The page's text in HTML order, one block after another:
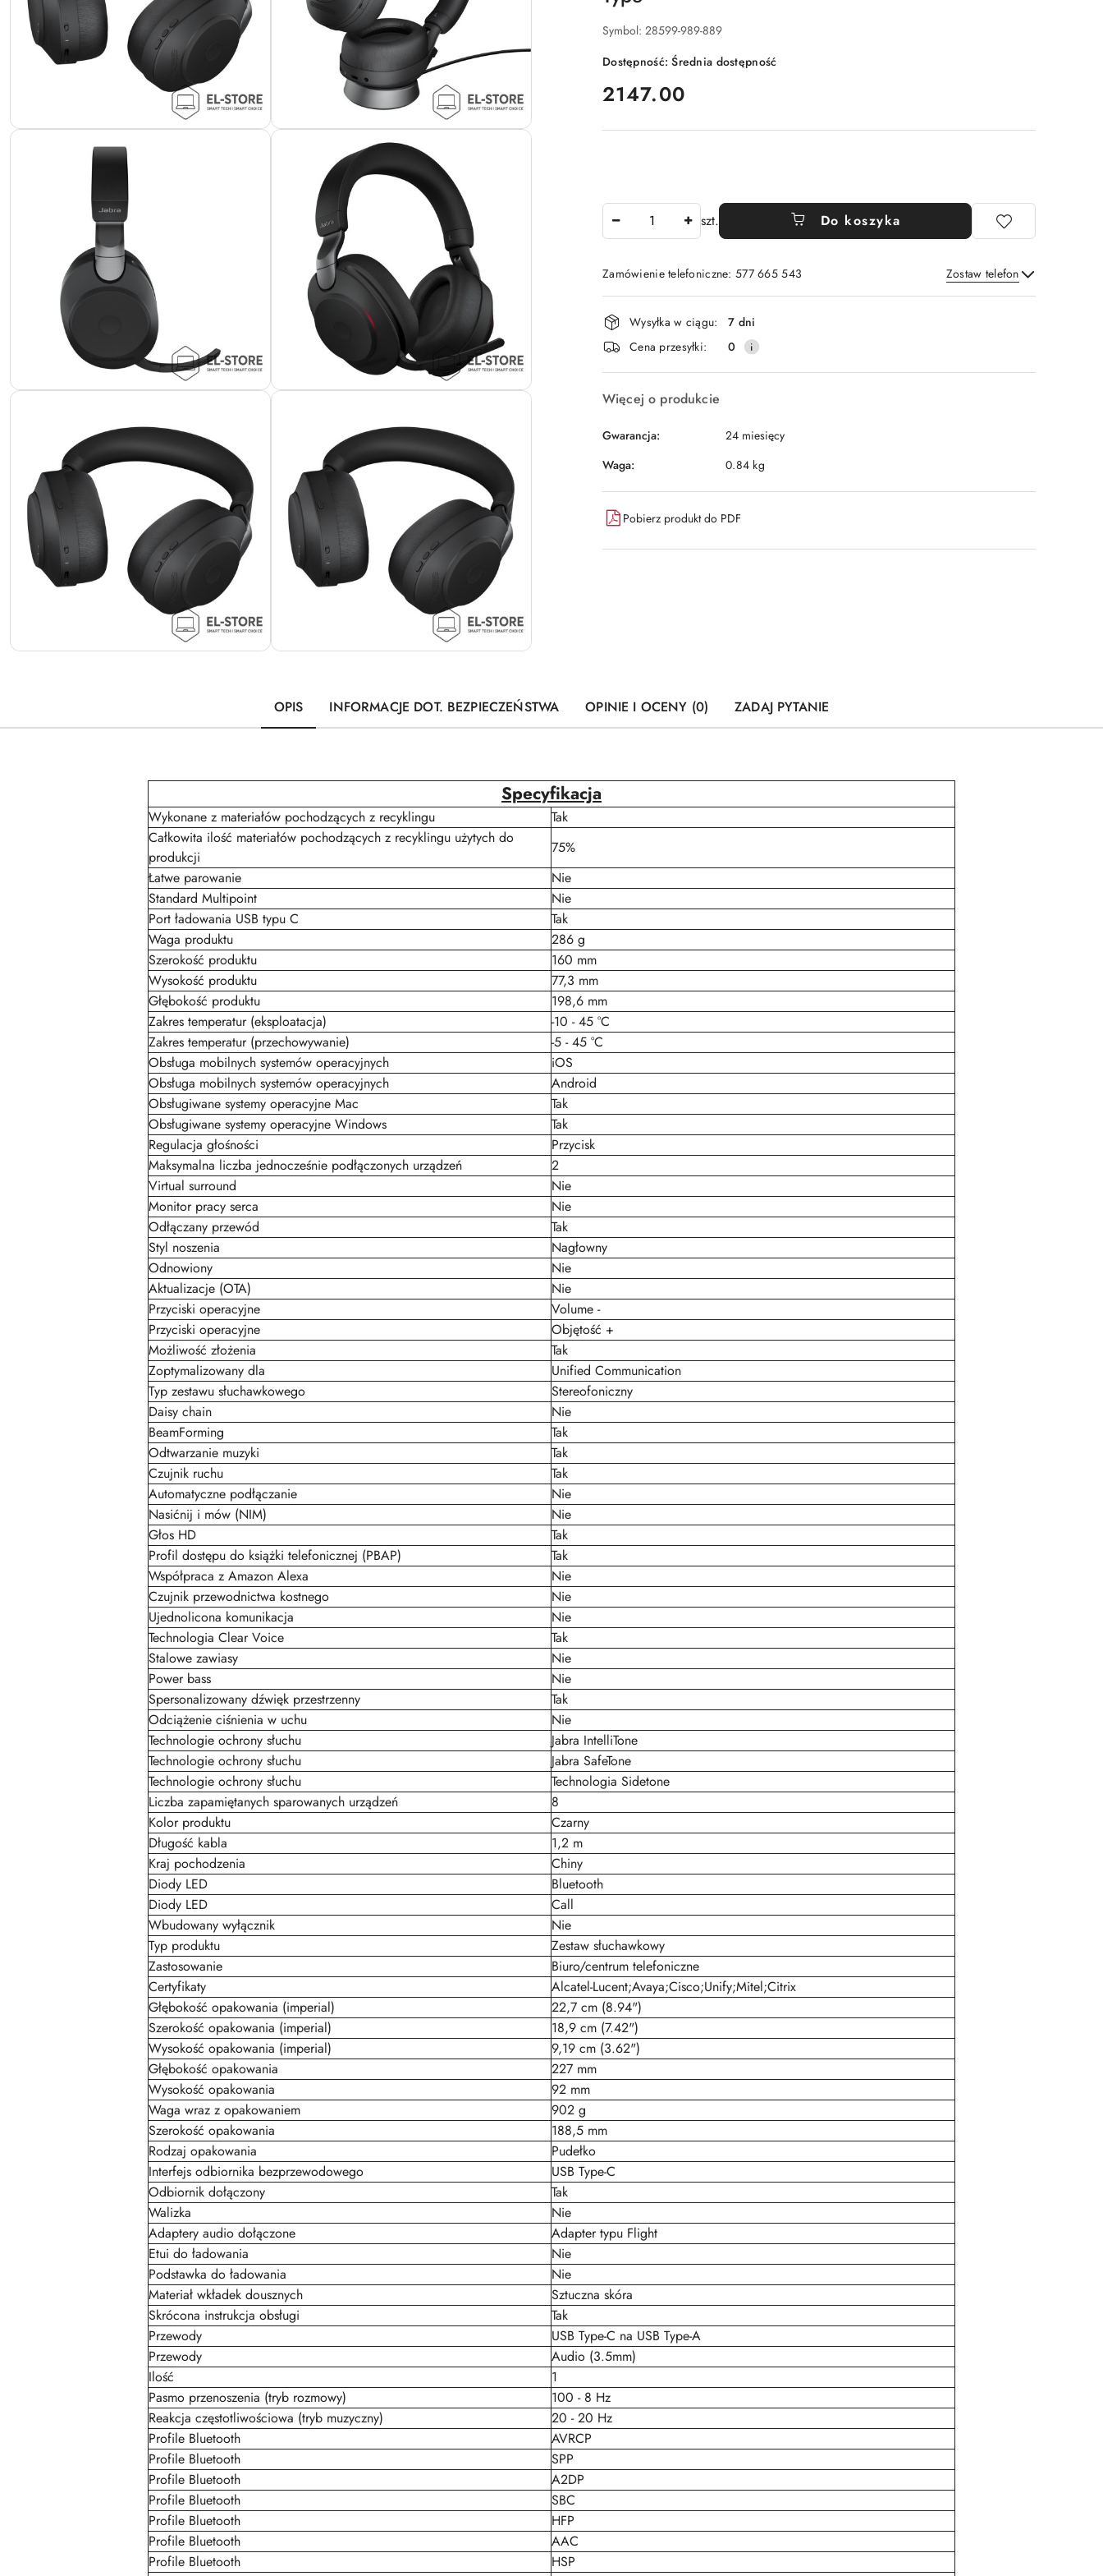
Symbol: 28599-989-889
Dostępność:Średnia dostępność
cena:
2147.00
szt. Do koszyka
Zamówienie telefoniczne: 577 665 543 Zostaw telefon
Wyślij
Dostępność
i
dostawa
Wysyłka w ciągu:
7 dni
Cena przesyłki:
0
Więcej o produkcie
Gwarancja:
24 miesięcy
Waga:
0.84 kg
Pobierz produkt do PDF
OPIS INFORMACJE DOT. BEZPIECZEŃSTWA OPINIE I OCENY (0) ZADAJ PYTANIE
Specyfikacja
Wykonane z materiałów pochodzących z recyklingu
Tak
Całkowita ilość materiałów pochodzących z recyklingu użytych do
produkcji
75%
Łatwe parowanie
Nie
Standard Multipoint
Nie
Port ładowania USB typu C
Tak
Waga produktu
286 g
Szerokość produktu
160 mm
Wysokość produktu
77,3 mm
Głębokość produktu
198,6 mm
Zakres temperatur (eksploatacja)
-10 - 45 °C
Zakres temperatur (przechowywanie)
-5 - 45 °C
Obsługa mobilnych systemów operacyjnych
iOS
Obsługa mobilnych systemów operacyjnych
Android
Obsługiwane systemy operacyjne Mac
Tak
Obsługiwane systemy operacyjne Windows
Tak
Regulacja głośności
Przycisk
Maksymalna liczba jednocześnie podłączonych urządzeń
2
Virtual surround
Nie
Monitor pracy serca
Nie
Odłączany przewód
Tak
Styl noszenia
Nagłowny
Odnowiony
Nie
Aktualizacje (OTA)
Nie
Przyciski operacyjne
Volume -
Przyciski operacyjne
Objętość +
Możliwość złożenia
Tak
Zoptymalizowany dla
Unified Communication
Typ zestawu słuchawkowego
Stereofoniczny
Daisy chain
Nie
BeamForming
Tak
Odtwarzanie muzyki
Tak
Czujnik ruchu
Tak
Automatyczne podłączanie
Nie
Nasićnij i mów (NIM)
Nie
Głos HD
Tak
Profil dostępu do książki telefonicznej (PBAP)
Tak
Współpraca z Amazon Alexa
Nie
Czujnik przewodnictwa kostnego
Nie
Ujednolicona komunikacja
Nie
Technologia Clear Voice
Tak
Stalowe zawiasy
Nie
Power bass
Nie
Spersonalizowany dźwięk przestrzenny
Tak
Odciążenie ciśnienia w uchu
Nie
Technologie ochrony słuchu
Jabra IntelliTone
Technologie ochrony słuchu
Jabra SafeTone
Technologie ochrony słuchu
Technologia Sidetone
Liczba zapamiętanych sparowanych urządzeń
8
Kolor produktu
Czarny
Długość kabla
1,2 m
Kraj pochodzenia
Chiny
Diody LED
Bluetooth
Diody LED
Call
Wbudowany wyłącznik
Nie
Typ produktu
Zestaw słuchawkowy
Zastosowanie
Biuro/centrum telefoniczne
Certyfikaty
Alcatel-Lucent;Avaya;Cisco;Unify;Mitel;Citrix
Głębokość opakowania (imperial)
22,7 cm (8.94")
Szerokość opakowania (imperial)
18,9 cm (7.42")
Wysokość opakowania (imperial)
9,19 cm (3.62")
Głębokość opakowania
227 mm
Wysokość opakowania
92 mm
Waga wraz z opakowaniem
902 g
Szerokość opakowania
188,5 mm
Rodzaj opakowania
Pudełko
Interfejs odbiornika bezprzewodowego
USB Type-C
Odbiornik dołączony
Tak
Walizka
Nie
Adaptery audio dołączone
Adapter typu Flight
Etui do ładowania
Nie
Podstawka do ładowania
Nie
Materiał wkładek dousznych
Sztuczna skóra
Skrócona instrukcja obsługi
Tak
Przewody
USB Type-C na USB Type-A
Przewody
Audio (3.5mm)
Ilość
1
Pasmo przenoszenia (tryb rozmowy)
100 - 8 Hz
Reakcja częstotliwościowa (tryb muzyczny)
20 - 20 Hz
Profile Bluetooth
AVRCP
Profile Bluetooth
SPP
Profile Bluetooth
A2DP
Profile Bluetooth
SBC
Profile Bluetooth
HFP
Profile Bluetooth
AAC
Profile Bluetooth
HSP